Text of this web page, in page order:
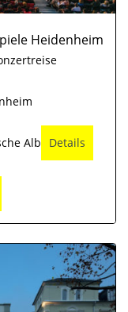
Heidenheim
Alb Details